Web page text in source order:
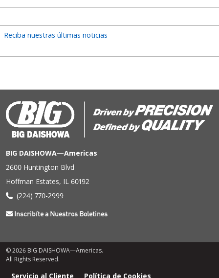
Reciba nuestras últimas noticias
BIG DAISHOWA—Americas
2600 Huntington Blvd
Hoffman Estates, IL 60192
(224) 770-2999
Inscribíte a Nuestros Boletines
© 2026 BIG DAISHOWA—Americas.
All Rights Reserved.
Servicio al Cliente Política de Cookies